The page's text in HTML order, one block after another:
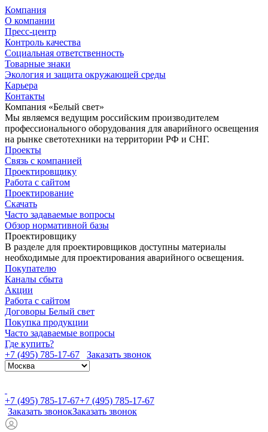
Компания
О компании
Пресс-центр
Контроль качества
Социальная ответственность
Товарные знаки
Экология и защита окружающей среды
Карьера
Контакты
Компания «Белый свет»
Мы являемся ведущим российским производителем
профессионального оборудования для аварийного освещения
на рынке светотехники на территории РФ и СНГ.
Проекты
Связь с компанией
Проектировщику
Работа с сайтом
Проектирование
Скачать
Часто задаваемые вопросы
Обзор нормативной базы
Проектировщику
В разделе для проектировщиков доступны материалы
необходимые для проектирования аварийного освещения.
Покупателю
Каналы сбыта
Акции
Работа с сайтом
Договоры Белый свет
Покупка продукции
Часто задаваемые вопросы
Где купить?
+7 (495) 785-17-67
Заказать звонок
+7 (495) 785-17-67+7 (495) 785-17-67
Заказать звонокЗаказать звонок